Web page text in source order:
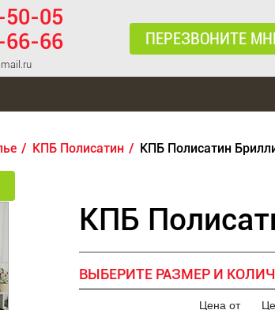
50-05
66-66 ПЕРЕЗВОНИТЕ
КПБ Полисатин КПБ Полисатин
КПБ
ВЫБЕРИТЕ РАЗМЕР И
Цена от